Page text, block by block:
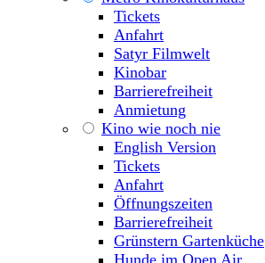
Tickets
Anfahrt
Satyr Filmwelt
Kinobar
Barrierefreiheit
Anmietung
Kino wie noch nie
English Version
Tickets
Anfahrt
Öffnungszeiten
Barrierefreiheit
Grünstern Gartenküche
Hunde im Open Air